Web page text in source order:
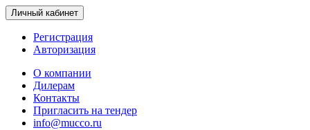
Личный кабинет
Регистрация
Авторизация
О компании
Дилерам
Контакты
Пригласить на тендер
info@mucco.ru